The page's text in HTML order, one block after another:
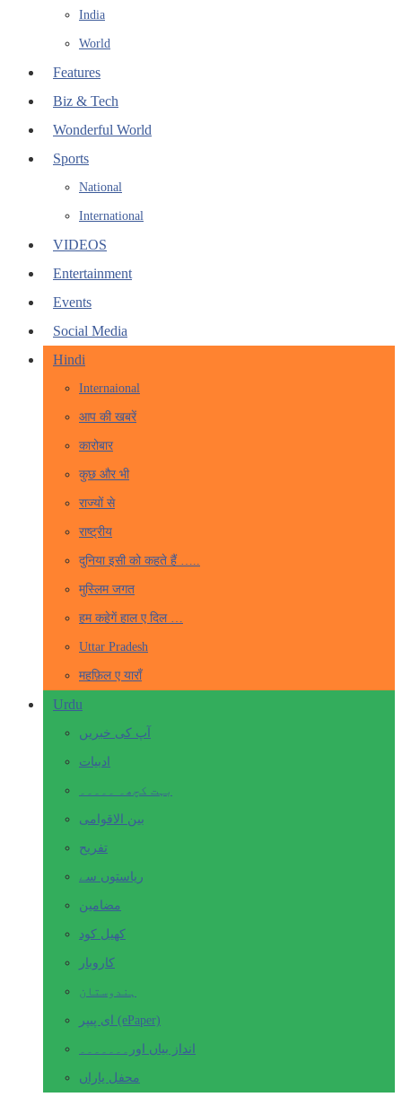
India
World
Features
Biz & Tech
Wonderful World
Sports
National
International
VIDEOS
Entertainment
Events
Social Media
Hindi
Internaional
आप की खबरें
कारोबार
कुछ और भी
राज्यों से
राष्ट्रीय
दुनिया इसी को कहते हैं …..
मुस्लिम जगत
हम कहेगें हाल ए दिल …
Uttar Pradesh
महफ़िल ए याराँ
Urdu
آپ کی خبریں
ادبیات
بہت کچھ۔ ۔۔۔۔۔
بین الاقوامی
تفریح
ریاستوں سے
مضامین
کھیل کود
کاروبار
ہندوستان
ای پیپر (ePaper)
انداز بیاں اور۔۔۔۔۔۔۔
محفل یاراں